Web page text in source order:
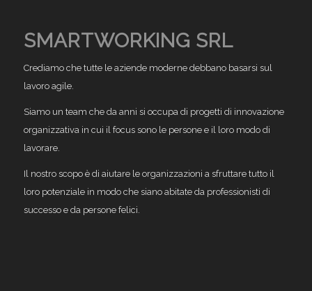
SMARTWORKING SRL
Crediamo che tutte le aziende moderne debbano basarsi sul
lavoro agile.
Siamo un team che da anni si occupa di progetti di innovazione
organizzativa in cui il focus sono le persone e il loro modo di
lavorare.
Il nostro scopo è di aiutare le organizzazioni a sfruttare tutto il
loro potenziale in modo che siano abitate da professionisti di
successo e da persone felici.